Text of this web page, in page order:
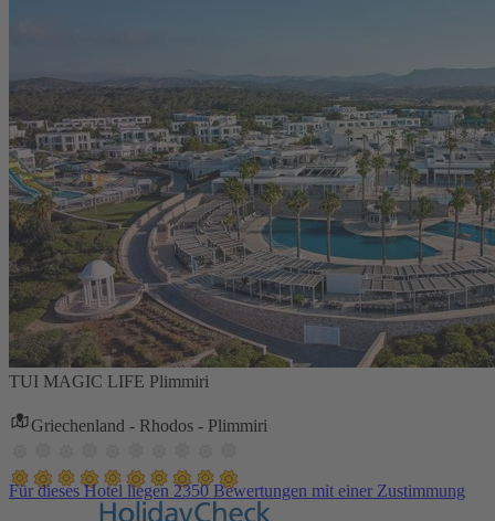
TUI MAGIC LIFE Plimmiri
Griechenland - Rhodos - Plimmiri
Für dieses Hotel liegen 2350 Bewertungen mit einer Zustimmung